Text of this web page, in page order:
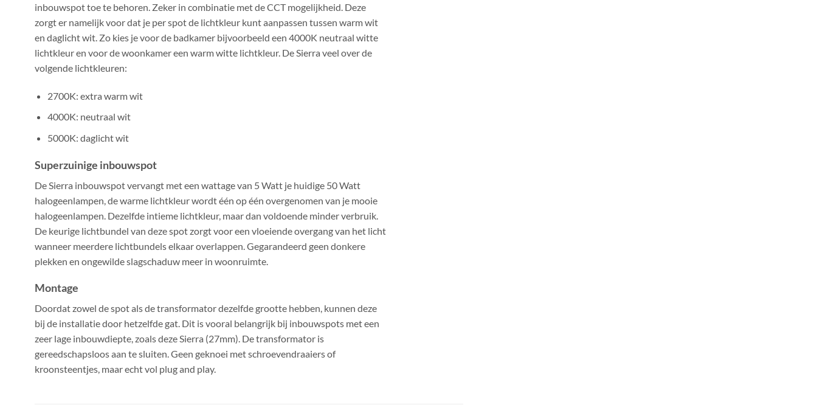
inbouwspot toe te behoren. Zeker in combinatie met de CCT mogelijkheid. Deze
zorgt er namelijk voor dat je per spot de lichtkleur kunt aanpassen tussen warm wit
en daglicht wit. Zo kies je voor de badkamer bijvoorbeeld een 4000K neutraal witte
lichtkleur en voor de woonkamer een warm witte lichtkleur. De Sierra veel over de
volgende lichtkleuren:
2700K: extra warm wit
4000K: neutraal wit
5000K: daglicht wit
Superzuinige inbouwspot
De Sierra inbouwspot vervangt met een wattage van 5 Watt je huidige 50 Watt
halogeenlampen, de warme lichtkleur wordt één op één overgenomen van je mooie
halogeenlampen. Dezelfde intieme lichtkleur, maar dan voldoende minder verbruik.
De keurige lichtbundel van deze spot zorgt voor een vloeiende overgang van het licht
wanneer meerdere lichtbundels elkaar overlappen. Gegarandeerd geen donkere
plekken en ongewilde slagschaduw meer in woonruimte.
Montage
Doordat zowel de spot als de transformator dezelfde grootte hebben, kunnen deze
bij de installatie door hetzelfde gat. Dit is vooral belangrijk bij inbouwspots met een
zeer lage inbouwdiepte, zoals deze Sierra (27mm). De transformator is
gereedschapsloos aan te sluiten. Geen geknoei met schroevendraaiers of
kroonsteentjes, maar echt vol plug and play.